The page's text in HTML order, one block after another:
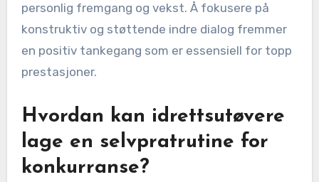
personlig fremgang og vekst. Å fokusere på
konstruktiv og støttende indre dialog fremmer
en positiv tankegang som er essensiell for topp
prestasjoner.
Hvordan kan idrettsutøvere
lage en selvpratrutine for
konkurranse?